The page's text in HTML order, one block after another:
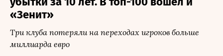
«Зенит»
Три клуба потеряли на переходах игроков больше
миллиарда евро